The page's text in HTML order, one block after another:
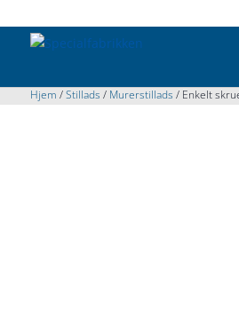
Hjem /Stillads / Murerstillads / Enkelt